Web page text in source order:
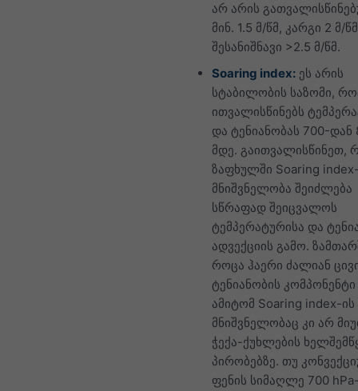
არ არის
მინ. 1.5 მ/წმ, კარგი 2 მ/
შესანიშნავი >2.5 მ/წმ.
Soaring index: ეს არის
სტაბილობის საზომი,
ითვალისწინებს
და ტენიანობას 700-დან
მდე. გაითვალისწინეთ,
ზაფხულში Soaring
მნიშვნელობა შეიძლება
სწრაფად შეიცვალოს
ტემპერატურისა და
ადვექციის გამო.
როცა ჰაერი ძალიან
ტენიანობის
ამიტომ Soaring index-
მნიშვნელობაც კი არ
ჭექა-ქუხლების
პირობებზე. თუ
ფენის სიმაღლე 700